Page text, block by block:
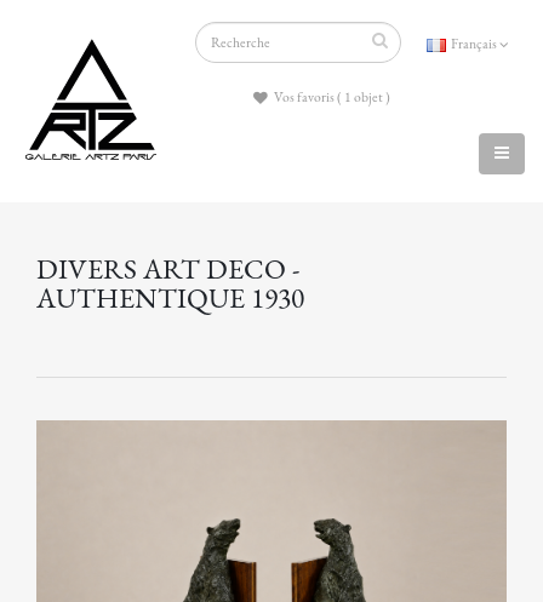
Français
Vos favoris ( 1 objet )
DIVERS ART DECO -
AUTHENTIQUE 1930